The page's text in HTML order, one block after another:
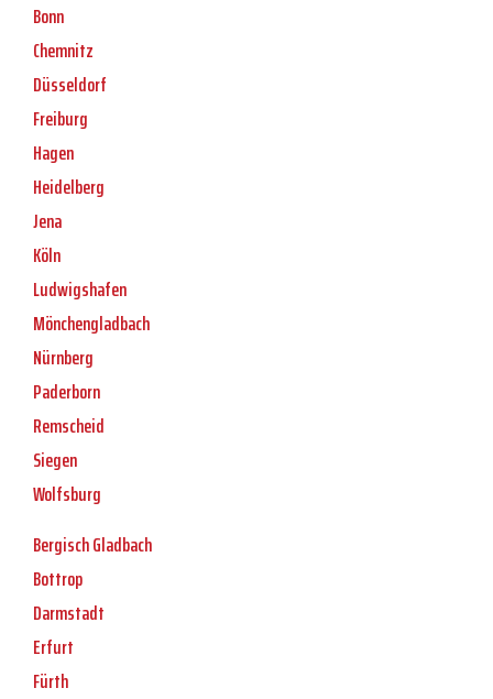
Bonn
Chemnitz
Düsseldorf
Freiburg
Hagen
Heidelberg
Jena
Köln
Ludwigshafen
Mönchengladbach
Nürnberg
Paderborn
Remscheid
Siegen
Wolfsburg
Bergisch Gladbach
Bottrop
Darmstadt
Erfurt
Fürth